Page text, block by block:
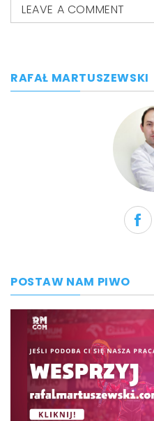
LEAVE A COMMENT
RAFAŁ MARTUSZEWSKI
POSTAW NAM PIWO